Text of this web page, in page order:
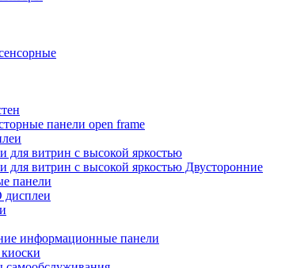
панели open frame
для витрин с высокой яркостью
для витрин с высокой яркостью Двусторонние
панели
дисплеи
информационные панели